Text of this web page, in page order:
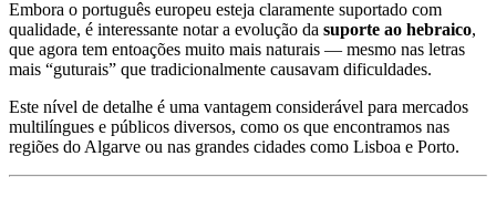
Embora o português europeu esteja claramente suportado com
qualidade, é interessante notar a evolução da suporte ao hebraico,
que agora tem entoações muito mais naturais — mesmo nas letras
mais “guturais” que tradicionalmente causavam dificuldades.
Este nível de detalhe é uma vantagem considerável para mercados
multilíngues e públicos diversos, como os que encontramos nas
regiões do Algarve ou nas grandes cidades como Lisboa e Porto.